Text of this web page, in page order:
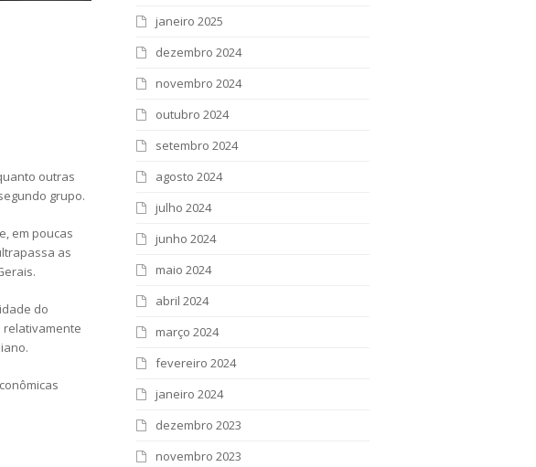
outras
grupo.
em poucas
as
do
relativamente
janeiro 2025
dezembro 2024
novembro 2024
outubro 2024
setembro 2024
agosto 2024
julho 2024
junho 2024
maio 2024
abril 2024
março 2024
fevereiro 2024
janeiro 2024
dezembro 2023
novembro 2023